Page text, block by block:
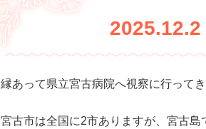
2025.12.2
縁あって県立宮古病院へ視察に行ってき
宮古市は全国に2市ありますが、宮古島